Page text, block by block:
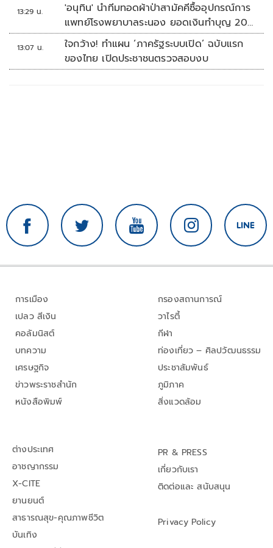
13:29 น.
'อนุทิน' นำทีมทอดผ้าป่าสามัคคีซื้ออุปกรณ์การ
แพทย์โรงพยาบาลระนอง ยอดเงินทำบุญ 20
ล้านบาท
13:07 น.
ใจกว้าง! ทำแผน ‘ภาครัฐระบบเปิด’ ฉบับแรก
ของไทย เปิดประชาชนตรวจสอบงบ
การเมือง
เปลว สีเงิน
คอลัมนิสต์
บทความ
เศรษฐกิจ
ข่าวพระราชสำนัก
หนังสือพิมพ์
กรองสถานการณ์
วาไรตี้
กีฬา
ท่องเที่ยว – ศิลปวัฒนธรรม
ประชาสัมพันธ์
ภูมิภาค
สิ่งแวดล้อม
ต่างประเทศ
อาชญากรรม
X-CITE
ยานยนต์
สาธารณสุข-คุณภาพชีวิต
บันเทิง
PR & PRESS
เกี่ยวกับเรา
ติดต่อและ สนับสนุน
Privacy Policy